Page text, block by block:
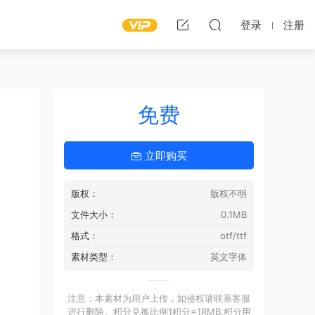
登录 注册
免费
立即购买
版权：
版权不明
文件大小：
0.1MB
格式：
otf/ttf
素材类型：
英文字体
注意：本素材为用户上传，如侵权请联系客服
进行删除。积分兑换比例1积分=1RMB,积分用